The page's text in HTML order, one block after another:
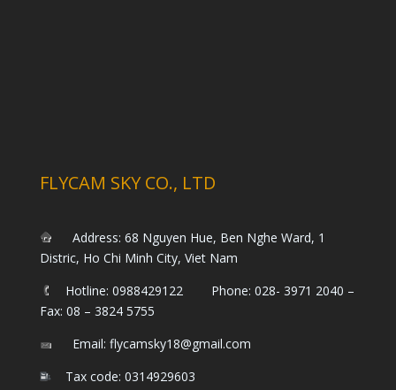
FLYCAM SKY CO., LTD
Address: 68 Nguyen Hue, Ben Nghe Ward, 1
Distric, Ho Chi Minh City, Viet Nam
Hotline: 0988429122 Phone: 028- 3971 2040 –
Fax: 08 – 3824 5755
Email: flycamsky18@gmail.com
Tax code: 0314929603